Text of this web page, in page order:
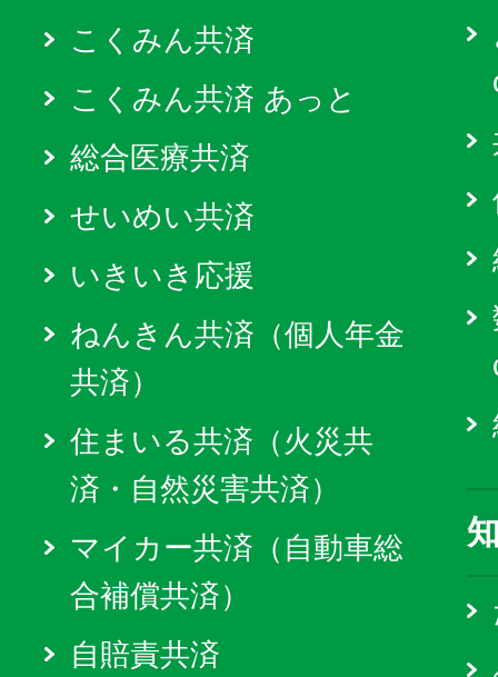
こくみん共済
こくみん共済 あっと
総合医療共済
せいめい共済
いきいき応援
ねんきん共済（個人年金
共済）
住まいる共済（火災共
済・自然災害共済）
マイカー共済（自動車総
合補償共済）
自賠責共済